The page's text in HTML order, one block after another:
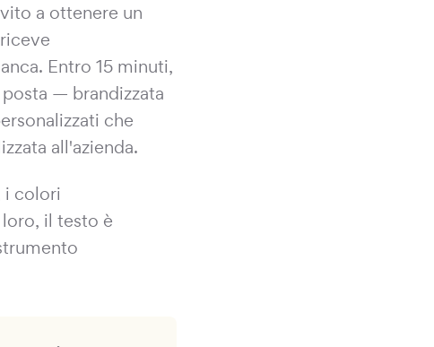
a ottenere un
Entro 15 minuti,
— brandizzata
che
all'azienda.
i colori
il testo è